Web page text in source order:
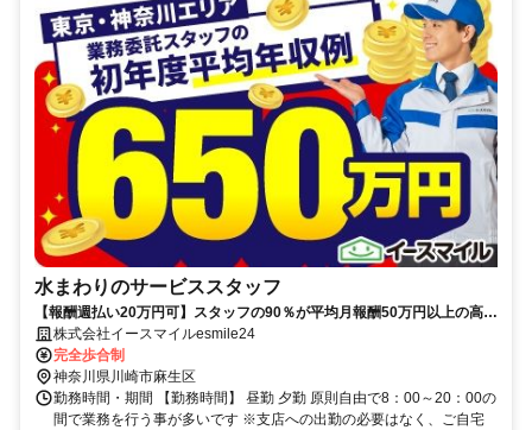
水まわりのサービススタッフ
【報酬週払い20万円可】スタッフの90％が平均月報酬50万円以上の高収
入を実現★
株式会社イースマイルesmile24
完全歩合制
神奈川県川崎市麻生区
勤務時間・期間 【勤務時間】 昼勤 夕勤 原則自由で8：00～20：00の
間で業務を行う事が多いです ※支店への出勤の必要はなく、ご自宅